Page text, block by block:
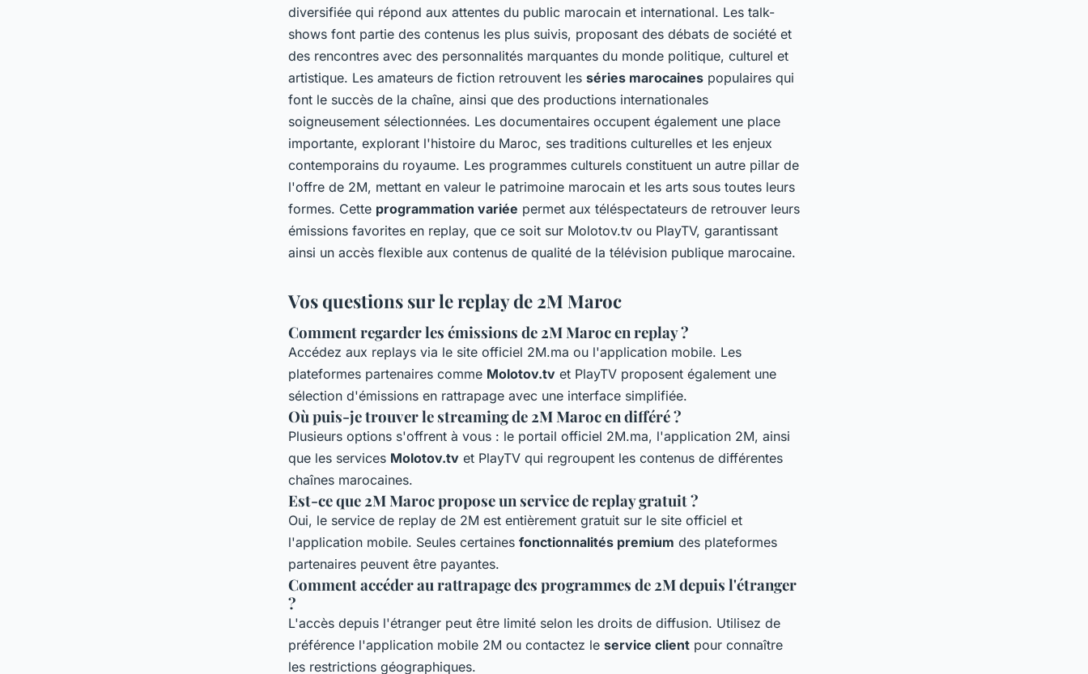
diversifiée qui répond aux attentes du public marocain et international. Les talk-
shows font partie des contenus les plus suivis, proposant des débats de société et
des rencontres avec des personnalités marquantes du monde politique, culturel et
artistique. Les amateurs de fiction retrouvent les séries marocaines populaires qui
font le succès de la chaîne, ainsi que des productions internationales
soigneusement sélectionnées. Les documentaires occupent également une place
importante, explorant l'histoire du Maroc, ses traditions culturelles et les enjeux
contemporains du royaume. Les programmes culturels constituent un autre pillar de
l'offre de 2M, mettant en valeur le patrimoine marocain et les arts sous toutes leurs
formes. Cette programmation variée permet aux téléspectateurs de retrouver leurs
émissions favorites en replay, que ce soit sur Molotov.tv ou PlayTV, garantissant
ainsi un accès flexible aux contenus de qualité de la télévision publique marocaine.
Vos questions sur le replay de 2M Maroc
Comment regarder les émissions de 2M Maroc en replay ?
Accédez aux replays via le site officiel 2M.ma ou l'application mobile. Les
plateformes partenaires comme Molotov.tv et PlayTV proposent également une
sélection d'émissions en rattrapage avec une interface simplifiée.
Où puis-je trouver le streaming de 2M Maroc en différé ?
Plusieurs options s'offrent à vous : le portail officiel 2M.ma, l'application 2M, ainsi
que les services Molotov.tv et PlayTV qui regroupent les contenus de différentes
chaînes marocaines.
Est-ce que 2M Maroc propose un service de replay gratuit ?
Oui, le service de replay de 2M est entièrement gratuit sur le site officiel et
l'application mobile. Seules certaines fonctionnalités premium des plateformes
partenaires peuvent être payantes.
Comment accéder au rattrapage des programmes de 2M depuis l'étranger
?
L'accès depuis l'étranger peut être limité selon les droits de diffusion. Utilisez de
préférence l'application mobile 2M ou contactez le service client pour connaître
les restrictions géographiques.